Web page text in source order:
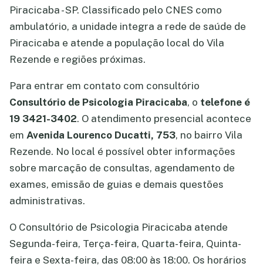
Piracicaba - SP. Classificado pelo CNES como
ambulatório, a unidade integra a rede de saúde de
Piracicaba e atende a população local do Vila
Rezende e regiões próximas.
Para entrar em contato com consultório
Consultório de Psicologia Piracicaba, o telefone é
19 3421-3402. O atendimento presencial acontece
em Avenida Lourenco Ducatti, 753, no bairro Vila
Rezende. No local é possível obter informações
sobre marcação de consultas, agendamento de
exames, emissão de guias e demais questões
administrativas.
O Consultório de Psicologia Piracicaba atende
Segunda-feira, Terça-feira, Quarta-feira, Quinta-
feira e Sexta-feira, das 08:00 às 18:00. Os horários